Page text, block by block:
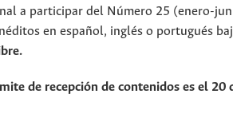
a participar del Número 25 (enero-
en español, inglés o portugués
de recepción de contenidos es el 20